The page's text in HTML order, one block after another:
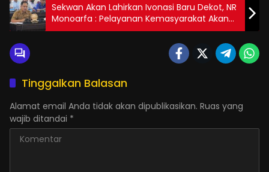
Sekwan Akan Lahirkan Ivonasi Baru Dekot, NR
Monoarfa : Pelayanan Kemasyarakat Akan
Diutamakan
Tinggalkan Balasan
Alamat email Anda tidak akan dipublikasikan. Ruas yang
wajib ditandai *